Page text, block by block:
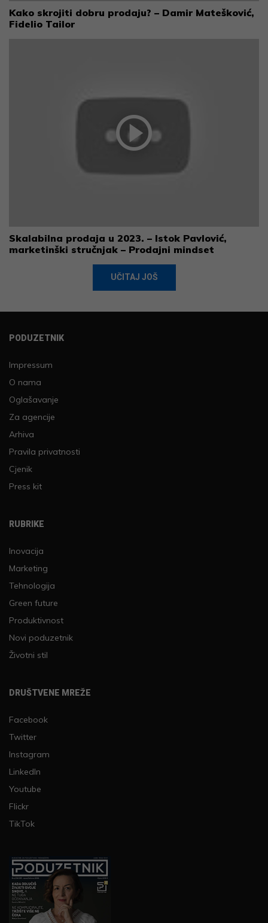
Kako skrojiti dobru prodaju? – Damir Matešković,
Fidelio Tailor
Skalabilna prodaja u 2023. – Istok Pavlović,
marketinški stručnjak – Prodajni mindset
UČITAJ JOŠ
PODUZETNIK
Impressum
O nama
Oglašavanje
Za agencije
Arhiva
Pravila privatnosti
Cjenik
Press kit
RUBRIKE
Inovacija
Marketing
Tehnologija
Green future
Produktivnost
Novi poduzetnik
Životni stil
DRUŠTVENE MREŽE
Facebook
Twitter
Instagram
LinkedIn
Youtube
Flickr
TikTok